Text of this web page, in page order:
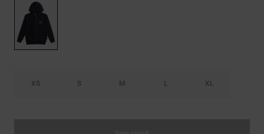
XS S M L XL